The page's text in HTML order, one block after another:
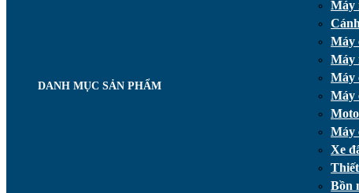
DANH MỤC SẢN PHẨM
Máy
Máy
Máy
Máy
Máy
Máy
Xe
Bồn